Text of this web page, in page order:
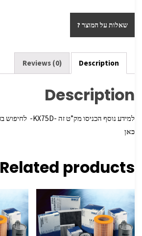
b
o
o
k
tt
er
ar
e
שאלות על המוצר ?
Description
Reviews (0)
Description
למידע נוסף הכניסו מק”ט זה -KX75D- לחיפוש בדף הקישור באתר היצרן
כאן
Related products